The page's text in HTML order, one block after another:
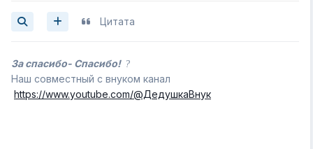
Цитата
За спасибо- Спасибо! ?
Наш совместный с внуком канал
https://www.youtube.com/@ДедушкаВнук